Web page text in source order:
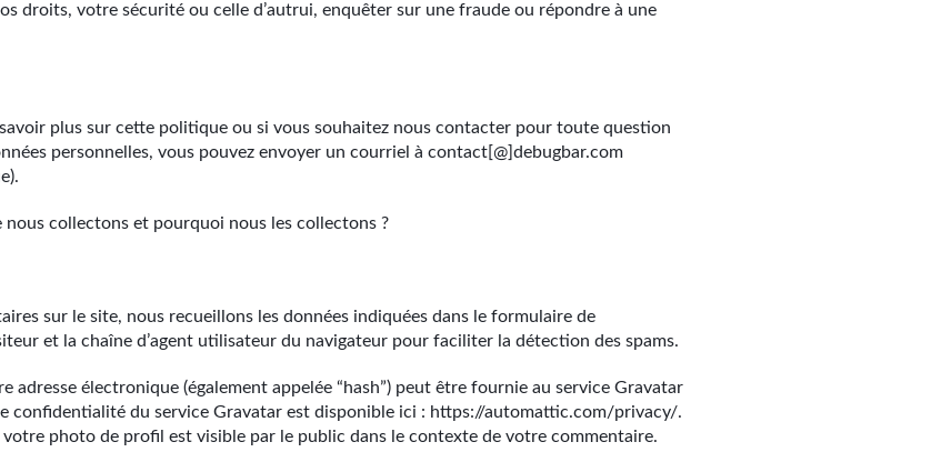
droits, votre sécurité ou celle d’autrui, enquêter sur une fraude ou répondre à une
plus sur cette politique ou si vous souhaitez nous contacter pour toute question
personnelles, vous pouvez envoyer un courriel à contact[@]debugbar.com
collectons et pourquoi nous les collectons ?
sur le site, nous recueillons les données indiquées dans le formulaire de
et la chaîne d’agent utilisateur du navigateur pour faciliter la détection des spams.
adresse électronique (également appelée “hash”) peut être fournie au service Gravatar
confidentialité du service Gravatar est disponible ici : https://automattic.com/privacy/.
photo de profil est visible par le public dans le contexte de votre commentaire.